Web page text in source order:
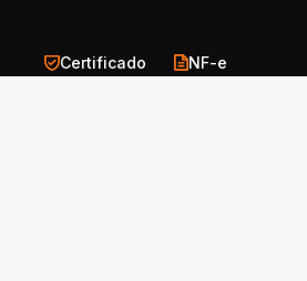
Certificado NF-e